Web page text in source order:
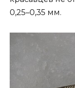
0,25–0,35 мм.